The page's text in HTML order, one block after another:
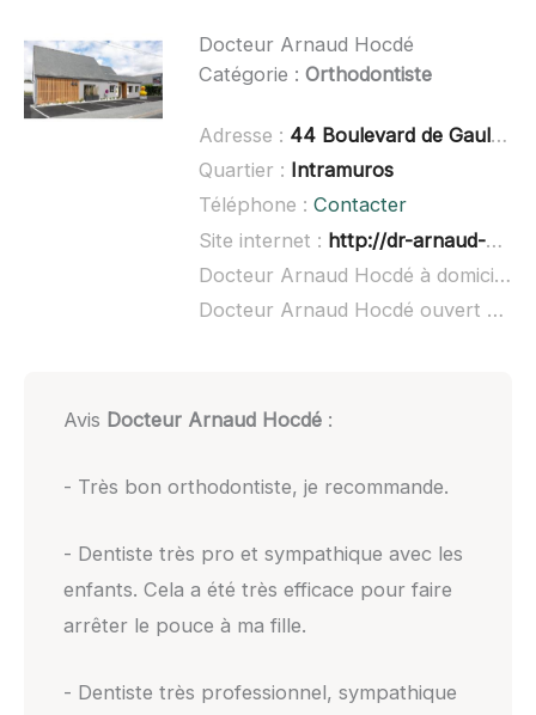
Docteur Arnaud Hocdé
Catégorie : Orthodontiste
Adresse : 44 Boulevard de Gaulle, 44350 Guérande
Quartier : Intramuros
Téléphone : Contacter
Site internet : http://dr-arnaud-hocde.chirurgiens-dentistes.fr/
Docteur Arnaud Hocdé à domicile :
Docteur Arnaud Hocdé ouvert dimanche :
Avis Docteur Arnaud Hocdé:
- Très bon orthodontiste, je recommande.
- Dentiste très pro et sympathique avec les
enfants. Cela a été très efficace pour faire
arrêter le pouce à ma fille.
- Dentiste très professionnel, sympathique